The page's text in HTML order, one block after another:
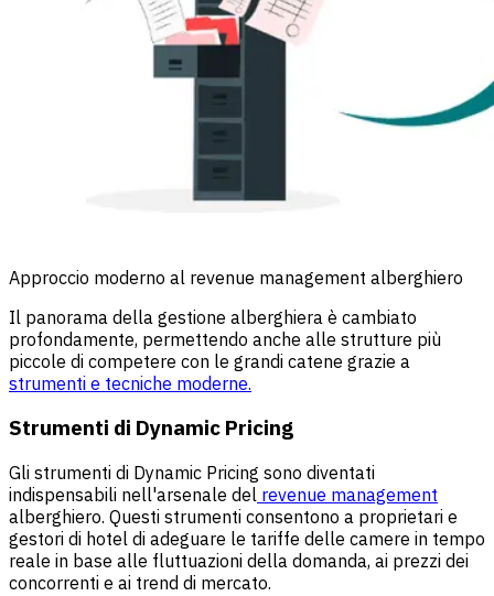
Approccio moderno al revenue management alberghiero
Il panorama della gestione alberghiera è cambiato
profondamente, permettendo anche alle strutture più
piccole di competere con le grandi catene grazie a
strumenti e tecniche moderne.
Strumenti di Dynamic Pricing
Gli strumenti di Dynamic Pricing sono diventati
indispensabili nell'arsenale del revenue management
alberghiero. Questi strumenti consentono a proprietari e
gestori di hotel di adeguare le tariffe delle camere in tempo
reale in base alle fluttuazioni della domanda, ai prezzi dei
concorrenti e ai trend di mercato.